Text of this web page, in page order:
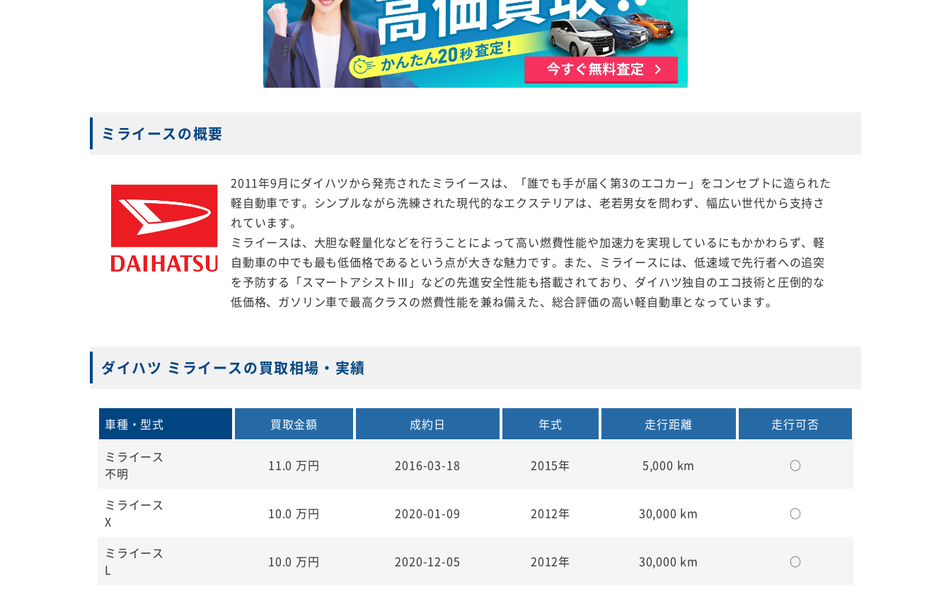
ミライースの概要
2011年9月にダイハツから発売されたミライースは、「誰でも手が届く第3のエコカー」をコンセプトに造られた
軽自動車です。シンプルながら洗練された現代的なエクステリアは、老若男女を問わず、幅広い世代から支持さ
れています。
ミライースは、大胆な軽量化などを行うことによって高い燃費性能や加速力を実現しているにもかかわらず、軽
自動車の中でも最も低価格であるという点が大きな魅力です。また、ミライースには、低速域で先行者への追突
を予防する「スマートアシストⅢ」などの先進安全性能も搭載されており、ダイハツ独自のエコ技術と圧倒的な
低価格、ガソリン車で最高クラスの燃費性能を兼ね備えた、総合評価の高い軽自動車となっています。
ダイハツ ミライースの買取相場・実績
車種・型式 買取金額 成約日 年式 走行距離
走行可否
ミライース
不明
11.0 万円 2016-03-18 2015年 5,000 km ○
ミライース
X
10.0 万円 2020-01-09 2012年 30,000 km ○
ミライース
L
10.0 万円 2020-12-05 2012年 30,000 km ○